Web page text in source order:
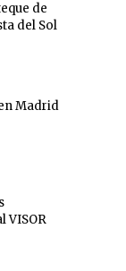
de
del Sol
Madrid
VISOR